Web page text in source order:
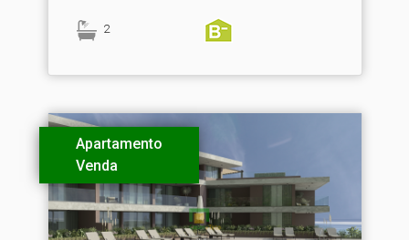
2
Apartamento
Venda